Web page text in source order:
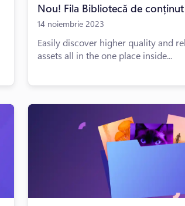
Nou! Fila Bibliotecă de
14 noiembrie 2023
Easily discover higher quality and
assets all in the one place inside...